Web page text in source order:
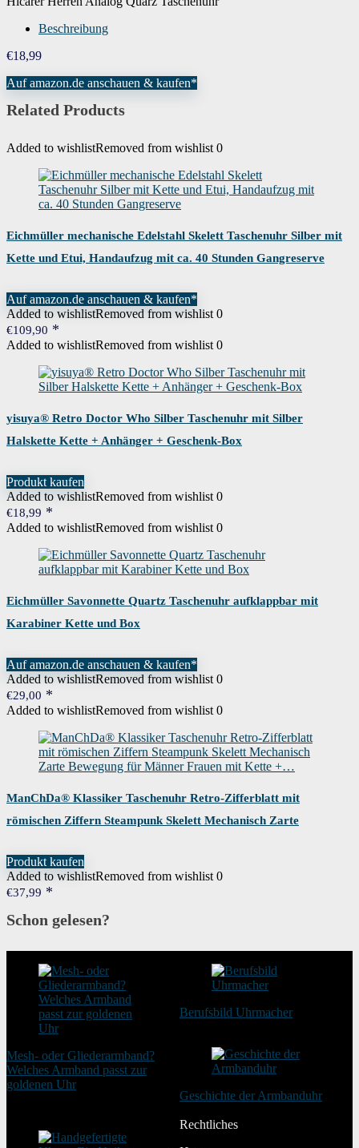
Beschreibung
€18,99
Auf amazon.de anschauen & kaufen*
Related Products
Added to wishlistRemoved from wishlist 0
Eichmüller mechanische Edelstahl Skelett Taschenuhr Silber mit
Kette und Etui, Handaufzug mit ca. 40 Stunden Gangreserve
Auf amazon.de anschauen & kaufen*
Added to wishlistRemoved from wishlist 0
€109,90
Added to wishlistRemoved from wishlist 0
yisuya® Retro Doctor Who Silber Taschenuhr mit Silber
Halskette Kette + Anhänger + Geschenk-Box
Produkt kaufen
Added to wishlistRemoved from wishlist 0
€18,99
Added to wishlistRemoved from wishlist 0
Eichmüller Savonnette Quartz Taschenuhr aufklappbar mit
Karabiner Kette und Box
Auf amazon.de anschauen & kaufen*
Added to wishlistRemoved from wishlist 0
€29,00
Added to wishlistRemoved from wishlist 0
ManChDa® Klassiker Taschenuhr Retro-Zifferblatt mit
römischen Ziffern Steampunk Skelett Mechanisch Zarte
Produkt kaufen
Added to wishlistRemoved from wishlist 0
€37,99
Schon gelesen?
Mesh- oder Gliederarmband?
Welches Armband passt zur
goldenen Uhr
Berufsbild Uhrmacher
Geschichte der Armbanduhr
Rechtliches